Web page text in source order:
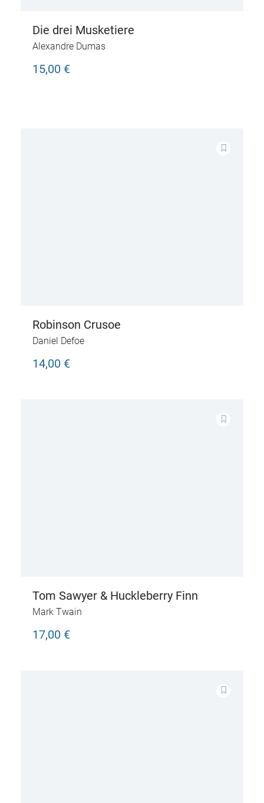
Die drei Musketiere
Alexandre Dumas
15,00 €
Robinson Crusoe
Daniel Defoe
14,00 €
Tom Sawyer & Huckleberry Finn
Mark Twain
17,00 €